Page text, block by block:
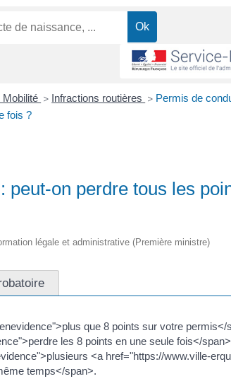
Mobilité > Infractions routières > Permis de
fois ?
peut-on perdre tous les
légale et administrative (Première ministre)
que 8 points sur votre permis</
les 8 points en une seule fois</
<a href="https://www.ville-
temps</span>.